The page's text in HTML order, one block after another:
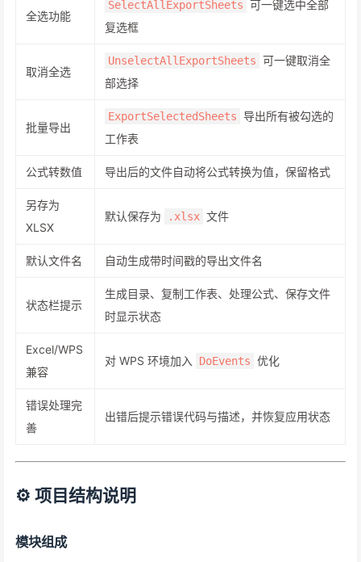
全选功能
SelectAllExportSheets 可一键选中全部
复选框
取消全选
UnselectAllExportSheets 可一键取消全
部选择
批量导出
ExportSelectedSheets 导出所有被勾选的
工作表
公式转数值 导出后的文件自动将公式转换为值，保留格式
另存为
XLSX
默认保存为 .xlsx 文件
默认文件名 自动生成带时间戳的导出文件名
状态栏提示
生成目录、复制工作表、处理公式、保存文件
时显示状态
Excel/WPS
兼容
对 WPS 环境加入 DoEvents 优化
错误处理完
善
出错后提示错误代码与描述，并恢复应用状态
⚙️ 项目结构说明
模块组成